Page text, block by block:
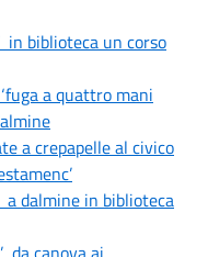
in biblioteca un corso
a quattro mani
a crepapelle al civico
a dalmine in biblioteca